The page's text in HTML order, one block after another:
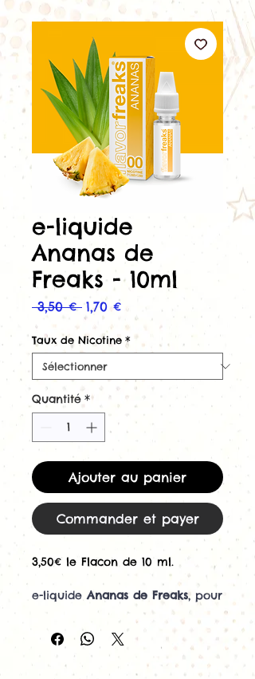
e-liquide
Ananas de
Freaks - 10ml
3,50 € Prix
original
1,70 €Prix
promotionnel
Taux de Nicotine *
Quantité *
Ajouter au panier
Commander et payer
3,50€ le Flacon de 10 ml.
e-liquideAnanas de Freaks, pour
cigarette electronique
Découvrez l'ananas made in
Freaks!